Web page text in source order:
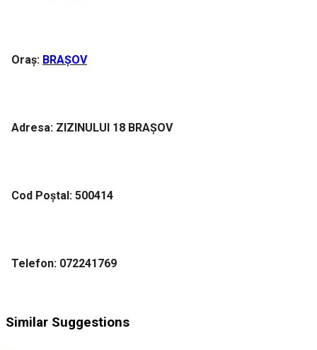
Oraș: BRAȘOV
Adresa: ZIZINULUI 18 BRAȘOV
Cod Poștal: 500414
Telefon: 072241769
Similar Suggestions